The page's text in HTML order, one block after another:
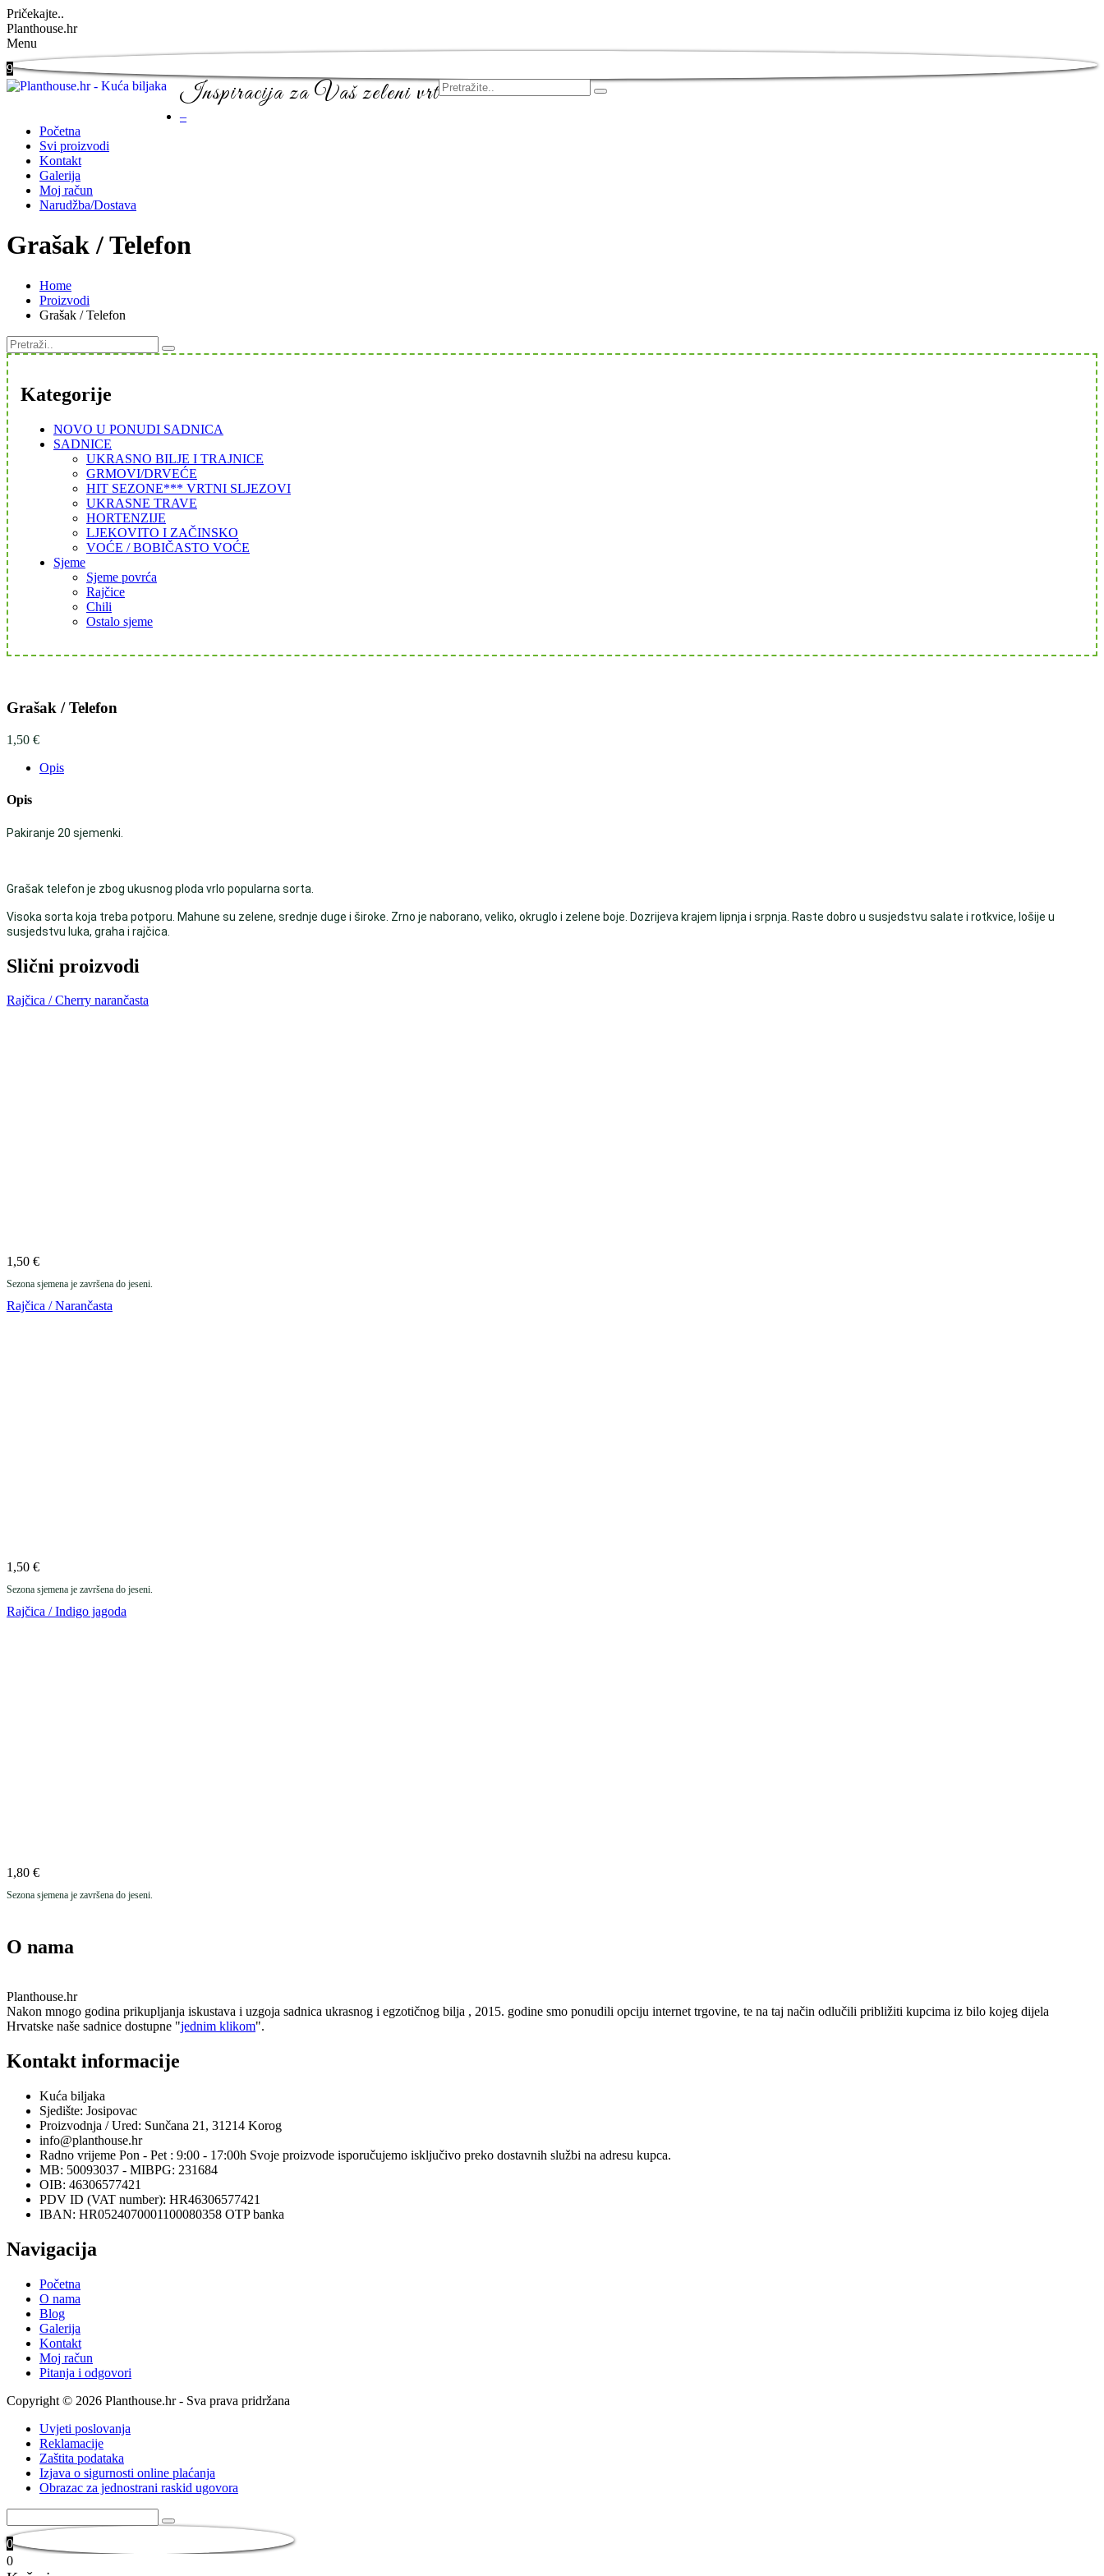
Pričekajte..
Planthouse.hr
Menu
9
Inspiracija za Vaš zeleni vrt
–
Početna
Svi proizvodi
Kontakt
Galerija
Moj račun
Narudžba/Dostava
Grašak / Telefon
Home
Proizvodi
Grašak / Telefon
Kategorije
NOVO U PONUDI SADNICA
SADNICE
UKRASNO BILJE I TRAJNICE
GRMOVI/DRVEĆE
HIT SEZONE*** VRTNI SLJEZOVI
UKRASNE TRAVE
HORTENZIJE
LJEKOVITO I ZAČINSKO
VOĆE / BOBIČASTO VOĆE
Sjeme
Sjeme povrća
Rajčice
Chili
Ostalo sjeme
Grašak / Telefon
1,50 €
Opis
Opis
Pakiranje 20 sjemenki.
Grašak telefon je zbog ukusnog ploda vrlo popularna sorta.
Visoka sorta koja treba potporu. Mahune su zelene, srednje duge i široke. Zrno je naborano, veliko, okruglo i zelene boje. Dozrijeva krajem lipnja i srpnja. Raste dobro u susjedstvu salate i rotkvice, lošije u
susjedstvu luka, graha i rajčica.
Slični proizvodi
Rajčica / Cherry narančasta
1,50 €
Sezona sjemena je završena do jeseni.
Rajčica / Narančasta
1,50 €
Sezona sjemena je završena do jeseni.
Rajčica / Indigo jagoda
1,80 €
Sezona sjemena je završena do jeseni.
O nama
Planthouse.hr
Nakon mnogo godina prikupljanja iskustava i uzgoja sadnica ukrasnog i egzotičnog bilja , 2015. godine smo ponudili opciju internet trgovine, te na taj način odlučili približiti kupcima iz bilo kojeg dijela
Hrvatske naše sadnice dostupne "jednim klikom".
Kontakt informacije
Kuća biljaka
Sjedište: Josipovac
Proizvodnja / Ured: Sunčana 21, 31214 Korog
info@planthouse.hr
Radno vrijeme Pon - Pet : 9:00 - 17:00h Svoje proizvode isporučujemo isključivo preko dostavnih službi na adresu kupca.
MB: 50093037 - MIBPG: 231684
OIB: 46306577421
PDV ID (VAT number): HR46306577421
IBAN: HR0524070001100080358 OTP banka
Navigacija
Početna
O nama
Blog
Galerija
Kontakt
Moj račun
Pitanja i odgovori
Copyright © 2026 Planthouse.hr - Sva prava pridržana
Uvjeti poslovanja
Reklamacije
Zaštita podataka
Izjava o sigurnosti online plaćanja
Obrazac za jednostrani raskid ugovora
0
0